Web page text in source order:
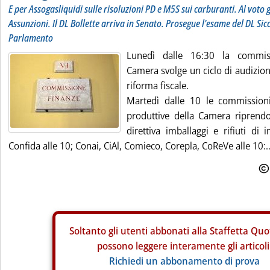
E per Assogasliquidi sulle risoluzioni PD e M5S sui carburanti. Al voto
Assunzioni. Il DL Bollette arriva in Senato. Prosegue l'esame del DL
Parlamento
Lunedì dalle 16:30 la
Camera svolge un ciclo di
riforma fiscale.
Martedì dalle 10 le
produttive della Camera
direttiva imballaggi e rifiuti di
Confida alle 10; Conai, CiAl, Comieco, Corepla, CoReVe alle
Soltanto gli utenti abbonati alla Staffetta
possono leggere interamente gli
Richiedi un abbonamento di prova